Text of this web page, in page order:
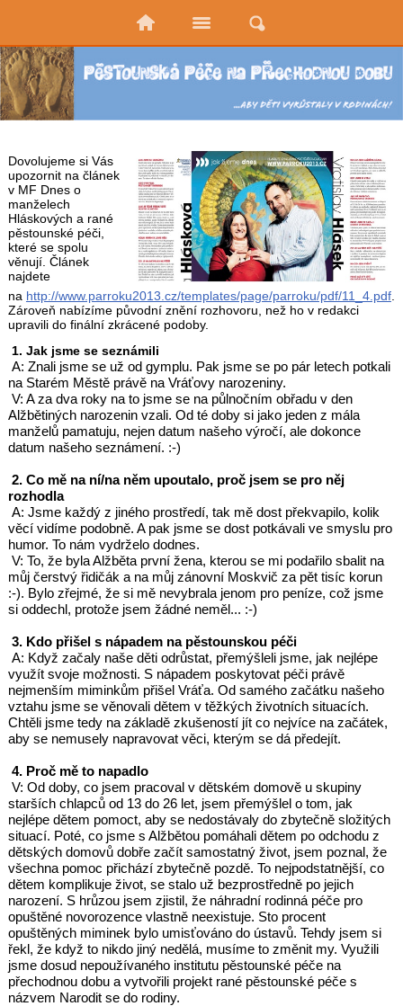
Dovolujeme si Vás
upozornit na článek
v MF Dnes o
manželech
Hláskových a rané
pěstounské péči,
které se spolu
věnují. Článek
najdete
na http://www.parroku2013.cz/templates/page/parroku/pdf/11_4.pdf.
Zároveň nabízíme původní znění rozhovoru, než ho v redakci
upravili do finální zkrácené podoby.
1. Jak jsme se seznámili
A: Znali jsme se už od gymplu. Pak jsme se po pár letech potkali
na Starém Městě právě na Vráťovy narozeniny.
V: A za dva roky na to jsme se na půlnočním obřadu v den
Alžbětiných narozenin vzali. Od té doby si jako jeden z mála
manželů pamatuju, nejen datum našeho výročí, ale dokonce
datum našeho seznámení. :-)
2. Co mě na ní/na něm upoutalo, proč jsem se pro něj
rozhodla
A: Jsme každý z jiného prostředí, tak mě dost překvapilo, kolik
věcí vidíme podobně. A pak jsme se dost potkávali ve smyslu pro
humor. To nám vydrželo dodnes.
V: To, že byla Alžběta první žena, kterou se mi podařilo sbalit na
můj čerstvý řidičák a na můj zánovní Moskvič za pět tisíc korun
:-). Bylo zřejmé, že si mě nevybrala jenom pro peníze, což jsme
si oddechl, protože jsem žádné neměl... :-)
3. Kdo přišel s nápadem na pěstounskou péči
A: Když začaly naše děti odrůstat, přemýšleli jsme, jak nejlépe
využít svoje možnosti. S nápadem poskytovat péči právě
nejmenším miminkům přišel Vráťa. Od samého začátku našeho
vztahu jsme se věnovali dětem v těžkých životních situacích.
Chtěli jsme tedy na základě zkušeností jít co nejvíce na začátek,
aby se nemusely napravovat věci, kterým se dá předejít.
4. Proč mě to napadlo
V: Od doby, co jsem pracoval v dětském domově u skupiny
starších chlapců od 13 do 26 let, jsem přemýšlel o tom, jak
nejlépe dětem pomoct, aby se nedostávaly do zbytečně složitých
situací. Poté, co jsme s Alžbětou pomáhali dětem po odchodu z
dětských domovů dobře začít samostatný život, jsem poznal, že
všechna pomoc přichází zbytečně pozdě. To nejpodstatnější, co
dětem komplikuje život, se stalo už bezprostředně po jejich
narození. S hrůzou jsem zjistil, že náhradní rodinná péče pro
opuštěné novorozence vlastně neexistuje. Sto procent
opuštěných miminek bylo umisťováno do ústavů. Tehdy jsem si
řekl, že když to nikdo jiný nedělá, musíme to změnit my. Využili
jsme dosud nepoužívaného institutu pěstounské péče na
přechodnou dobu a vytvořili projekt rané pěstounské péče s
názvem Narodit se do rodiny.